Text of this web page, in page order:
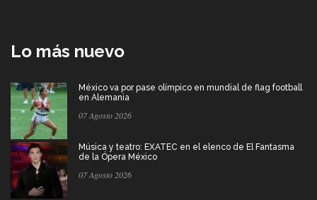
Lo más nuevo
México va por pase olímpico en mundial de flag football
en Alemania
07 Agosto 2026
Música y teatro: EXATEC en el elenco de El Fantasma
de la Ópera México
07 Agosto 2026